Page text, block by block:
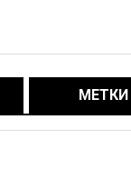
МЕТКИ